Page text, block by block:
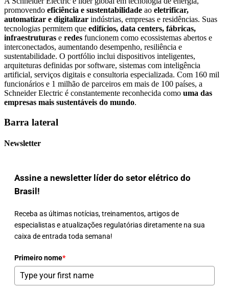
promovendo eficiência e sustentabilidade ao eletrificar,
automatizar e digitalizar indústrias, empresas e residências. Suas
tecnologias permitem que edifícios, data centers, fábricas,
infraestruturas e redes funcionem como ecossistemas abertos e
interconectados, aumentando desempenho, resiliência e
sustentabilidade. O portfólio inclui dispositivos inteligentes,
arquiteturas definidas por software, sistemas com inteligência
artificial, serviços digitais e consultoria especializada. Com 160 mil
funcionários e 1 milhão de parceiros em mais de 100 países, a
Schneider Electric é constantemente reconhecida como uma das
empresas mais sustentáveis do mundo.
Barra lateral
Newsletter
Assine a newsletter líder do setor elétrico do
Brasil!
Receba as últimas notícias, treinamentos, artigos de
especialistas e atualizações regulatórias diretamente na sua
caixa de entrada toda semana!
Primeiro nome*